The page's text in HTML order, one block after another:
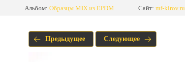
Альбом: Образцы MIX из EPDM Сайт: mf-kirov.ru
Предыдущее Следующее